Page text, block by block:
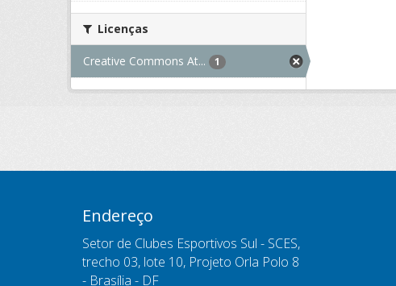
Licenças
Creative Commons At... 1
Endereço
Setor de Clubes Esportivos Sul - SCES,
trecho 03, lote 10, Projeto Orla Polo 8
- Brasília - DF